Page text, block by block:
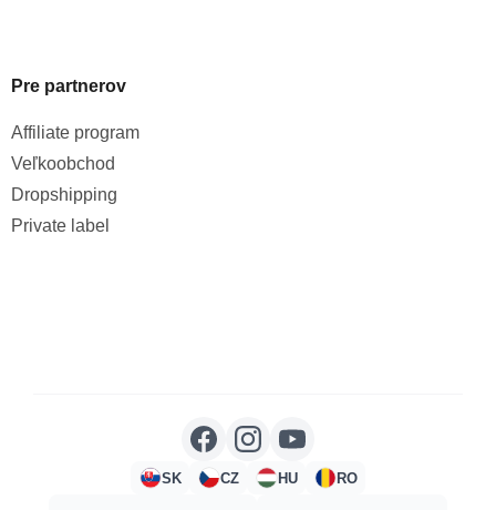
Pre partnerov
Affiliate program
Veľkoobchod
Dropshipping
Private label
SK CZ HU RO